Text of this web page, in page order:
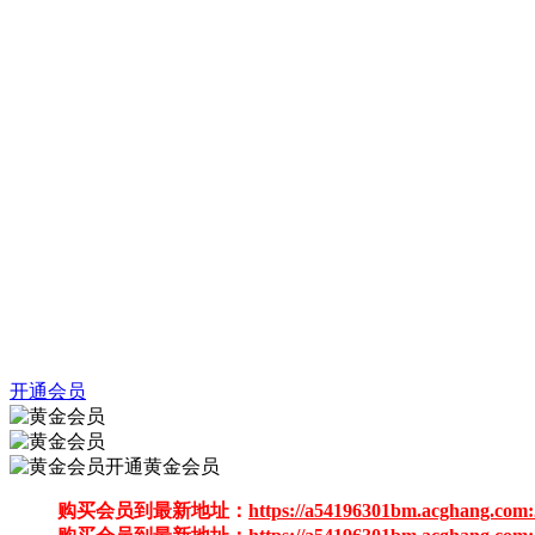
开通会员
开通黄金会员
购买会员到最新地址： https://